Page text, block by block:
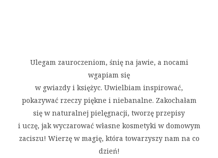
Ulegam zauroczeniom, śnię na jawie, a nocami
wgapiam się
w gwiazdy i księżyc. Uwielbiam inspirować,
pokazywać rzeczy piękne i niebanalne. Zakochałam
się w naturalnej pielęgnacji, tworzę przepisy
i uczę, jak wyczarować własne kosmetyki w domowym
zaciszu! Wierzę w magię, która towarzyszy nam na co
dzień!